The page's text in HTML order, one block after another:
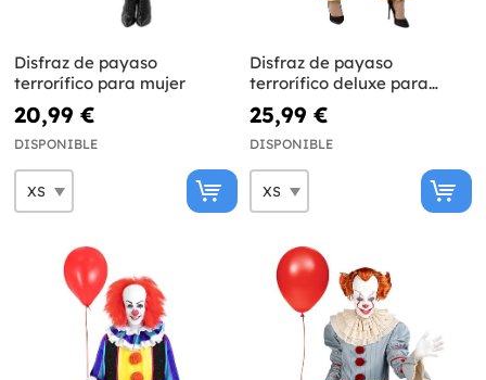
Disfraz de payaso
terrorífico para mujer
20,99 €
DISPONIBLE
Disfraz de payaso
terrorífico deluxe para
mujer
25,99 €
DISPONIBLE